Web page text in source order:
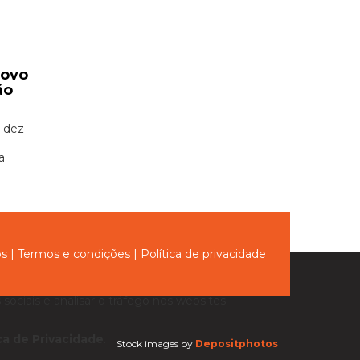
dez
| Termos e condições | Política de privacidade
Stock images by Depositphotos
e analisar o tráfego nos websites.